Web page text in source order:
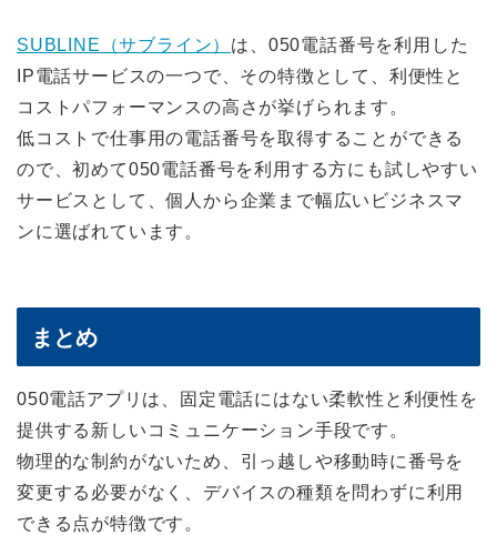
SUBLINE（サブライン） は、050電話番号を利用した
IP電話サービスの一つで、その特徴として、利便性と
コストパフォーマンスの高さが挙げられます。
低コストで仕事用の電話番号を取得することができる
ので、初めて050電話番号を利用する方にも試しやすい
サービスとして、個人から企業まで幅広いビジネスマ
ンに選ばれています。
まとめ
050電話アプリは、固定電話にはない柔軟性と利便性を
提供する新しいコミュニケーション手段です。
物理的な制約がないため、引っ越しや移動時に番号を
変更する必要がなく、デバイスの種類を問わずに利用
できる点が特徴です。